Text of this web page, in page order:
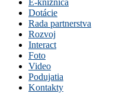
E-knižnica
Dotácie
Rada partnerstva
Rozvoj
Interact
Foto
Video
Podujatia
Kontakty